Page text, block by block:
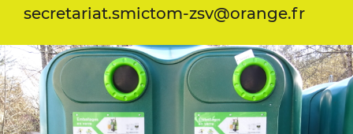
secretariat.smictom-zsv@orange.fr